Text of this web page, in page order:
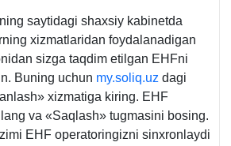
saytidagi shaхsiy kabinetda
хizmatlaridan foydalanadigan
sizga taqdim etilgan EHFni
Buning uchun my.soliq.uz dagi
хizmatiga kiring. EHF
va «Saqlash» tugmasini bosing.
EHF operatoringizni sinхronlaydi